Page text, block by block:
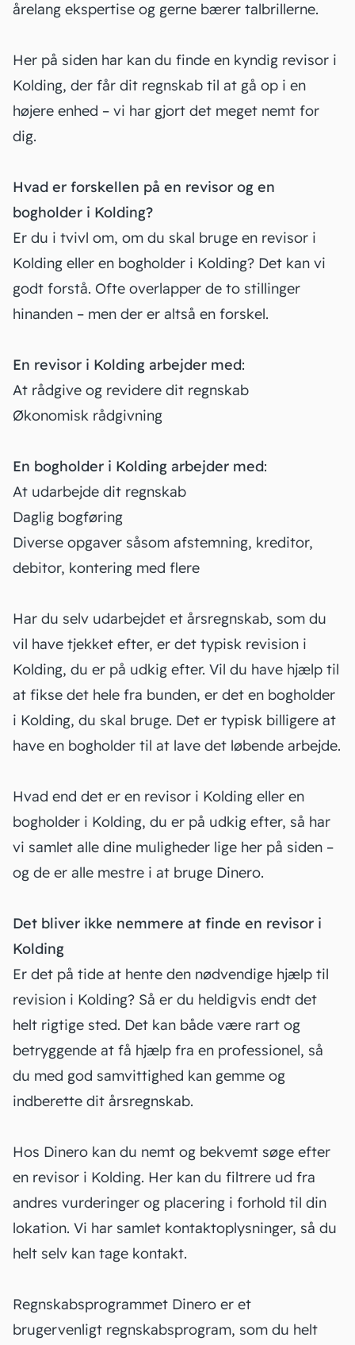
årelang ekspertise og gerne bærer talbrillerne.
Her på siden har kan du finde en kyndig revisor i
Kolding, der får dit regnskab til at gå op i en
højere enhed – vi har gjort det meget nemt for
dig.
Hvad er forskellen på en revisor og en
bogholder i Kolding?
Er du i tvivl om, om du skal bruge en revisor i
Kolding eller en bogholder i Kolding? Det kan vi
godt forstå. Ofte overlapper de to stillinger
hinanden – men der er altså en forskel.
En revisor i Kolding arbejder med:
At rådgive og revidere dit regnskab
Økonomisk rådgivning
En bogholder i Kolding arbejder med:
At udarbejde dit regnskab
Daglig bogføring
Diverse opgaver såsom afstemning, kreditor,
debitor, kontering med flere
Har du selv udarbejdet et årsregnskab, som du
vil have tjekket efter, er det typisk revision i
Kolding, du er på udkig efter. Vil du have hjælp til
at fikse det hele fra bunden, er det en bogholder
i Kolding, du skal bruge. Det er typisk billigere at
have en bogholder til at lave det løbende arbejde.
Hvad end det er en revisor i Kolding eller en
bogholder i Kolding, du er på udkig efter, så har
vi samlet alle dine muligheder lige her på siden –
og de er alle mestre i at bruge Dinero.
Det bliver ikke nemmere at finde en revisor i
Kolding
Er det på tide at hente den nødvendige hjælp til
revision i Kolding? Så er du heldigvis endt det
helt rigtige sted. Det kan både være rart og
betryggende at få hjælp fra en professionel, så
du med god samvittighed kan gemme og
indberette dit årsregnskab.
Hos Dinero kan du nemt og bekvemt søge efter
en revisor i Kolding. Her kan du filtrere ud fra
andres vurderinger og placering i forhold til din
lokation. Vi har samlet kontaktoplysninger, så du
helt selv kan tage kontakt.
Regnskabsprogrammet Dinero er et
brugervenligt regnskabsprogram, som du helt